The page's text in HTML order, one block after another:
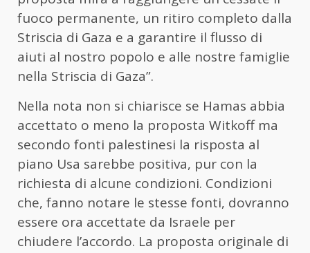
fuoco permanente, un ritiro completo dalla
Striscia di Gaza e a garantire il flusso di
aiuti al nostro popolo e alle nostre famiglie
nella Striscia di Gaza”.
Nella nota non si chiarisce se Hamas abbia
accettato o meno la proposta Witkoff ma
secondo fonti palestinesi la risposta al
piano Usa sarebbe positiva, pur con la
richiesta di alcune condizioni. Condizioni
che, fanno notare le stesse fonti, dovranno
essere ora accettate da Israele per
chiudere l’accordo. La proposta originale di